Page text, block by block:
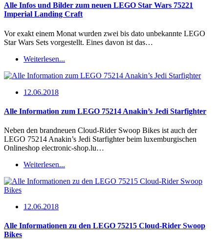
Alle Infos und Bilder zum neuen LEGO Star Wars 75221
Imperial Landing Craft
Vor exakt einem Monat wurden zwei bis dato unbekannte LEGO
Star Wars Sets vorgestellt. Eines davon ist das…
Weiterlesen...
12.06.2018
Alle Information zum LEGO 75214 Anakin’s Jedi Starfighter
Neben den brandneuen Cloud-Rider Swoop Bikes ist auch der
LEGO 75214 Anakin’s Jedi Starfighter beim luxemburgischen
Onlineshop electronic-shop.lu…
Weiterlesen...
12.06.2018
Alle Informationen zu den LEGO 75215 Cloud-Rider Swoop
Bikes